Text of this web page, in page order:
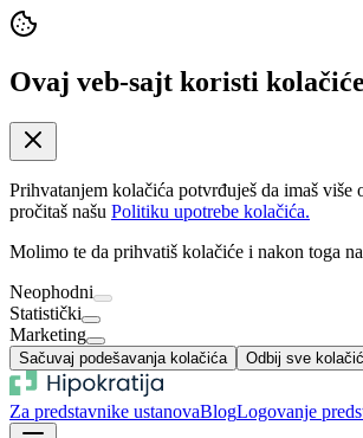
Ovaj veb-sajt koristi kolačiće
Prihvatanjem kolačića potvrđuješ da imaš
pročitaš našu Politiku upotrebe kolačića.
Molimo te da prihvatiš kolačiće i nakon toga
Neophodni
Statistički
Marketing
Sačuvaj podešavanja kolačića Odbij sve
Za predstavnike ustanovaBlogLogovanje